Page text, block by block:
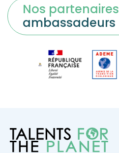
Nos partenaires
ambassadeurs